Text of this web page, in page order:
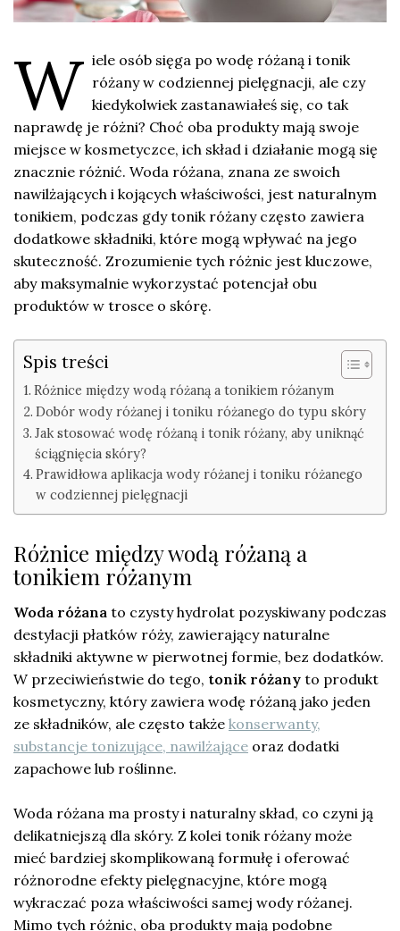
W iele osób sięga po wodę różaną i tonik
różany w codziennej pielęgnacji, ale czy
kiedykolwiek zastanawiałeś się, co tak
naprawdę je różni? Choć oba produkty mają swoje
miejsce w kosmetyczce, ich skład i działanie mogą się
znacznie różnić. Woda różana, znana ze swoich
nawilżających i kojących właściwości, jest naturalnym
tonikiem, podczas gdy tonik różany często zawiera
dodatkowe składniki, które mogą wpływać na jego
skuteczność. Zrozumienie tych różnic jest kluczowe,
aby maksymalnie wykorzystać potencjał obu
produktów w trosce o skórę.
Spis treści
Różnice między wodą różaną a tonikiem różanym
Dobór wody różanej i toniku różanego do typu skóry
Jak stosować wodę różaną i tonik różany, aby uniknąć
ściągnięcia skóry?
Prawidłowa aplikacja wody różanej i toniku różanego
w codziennej pielęgnacji
Różnice między wodą różaną a
tonikiem różanym
Woda różana to czysty hydrolat pozyskiwany podczas
destylacji płatków róży, zawierający naturalne
składniki aktywne w pierwotnej formie, bez dodatków.
W przeciwieństwie do tego, tonik różany to produkt
kosmetyczny, który zawiera wodę różaną jako jeden
ze składników, ale często także konserwanty,
substancje tonizujące, nawilżające oraz dodatki
zapachowe lub roślinne.
Woda różana ma prosty i naturalny skład, co czyni ją
delikatniejszą dla skóry. Z kolei tonik różany może
mieć bardziej skomplikowaną formułę i oferować
różnorodne efekty pielęgnacyjne, które mogą
wykraczać poza właściwości samej wody różanej.
Mimo tych różnic, oba produkty mają podobne